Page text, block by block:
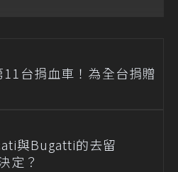
台捐血車！為全台捐贈
與Bugatti的去留
定？